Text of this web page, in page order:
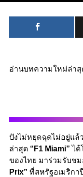
อ่านบทความใหม่ล่าสุ
ปังไม่หยุดฉุดไม่อยู่แล้
ล่าสุด “F1 Miami” ได้
ของไทย มาร่วมรับช
Prix” ที่สหรัฐอเมริกา